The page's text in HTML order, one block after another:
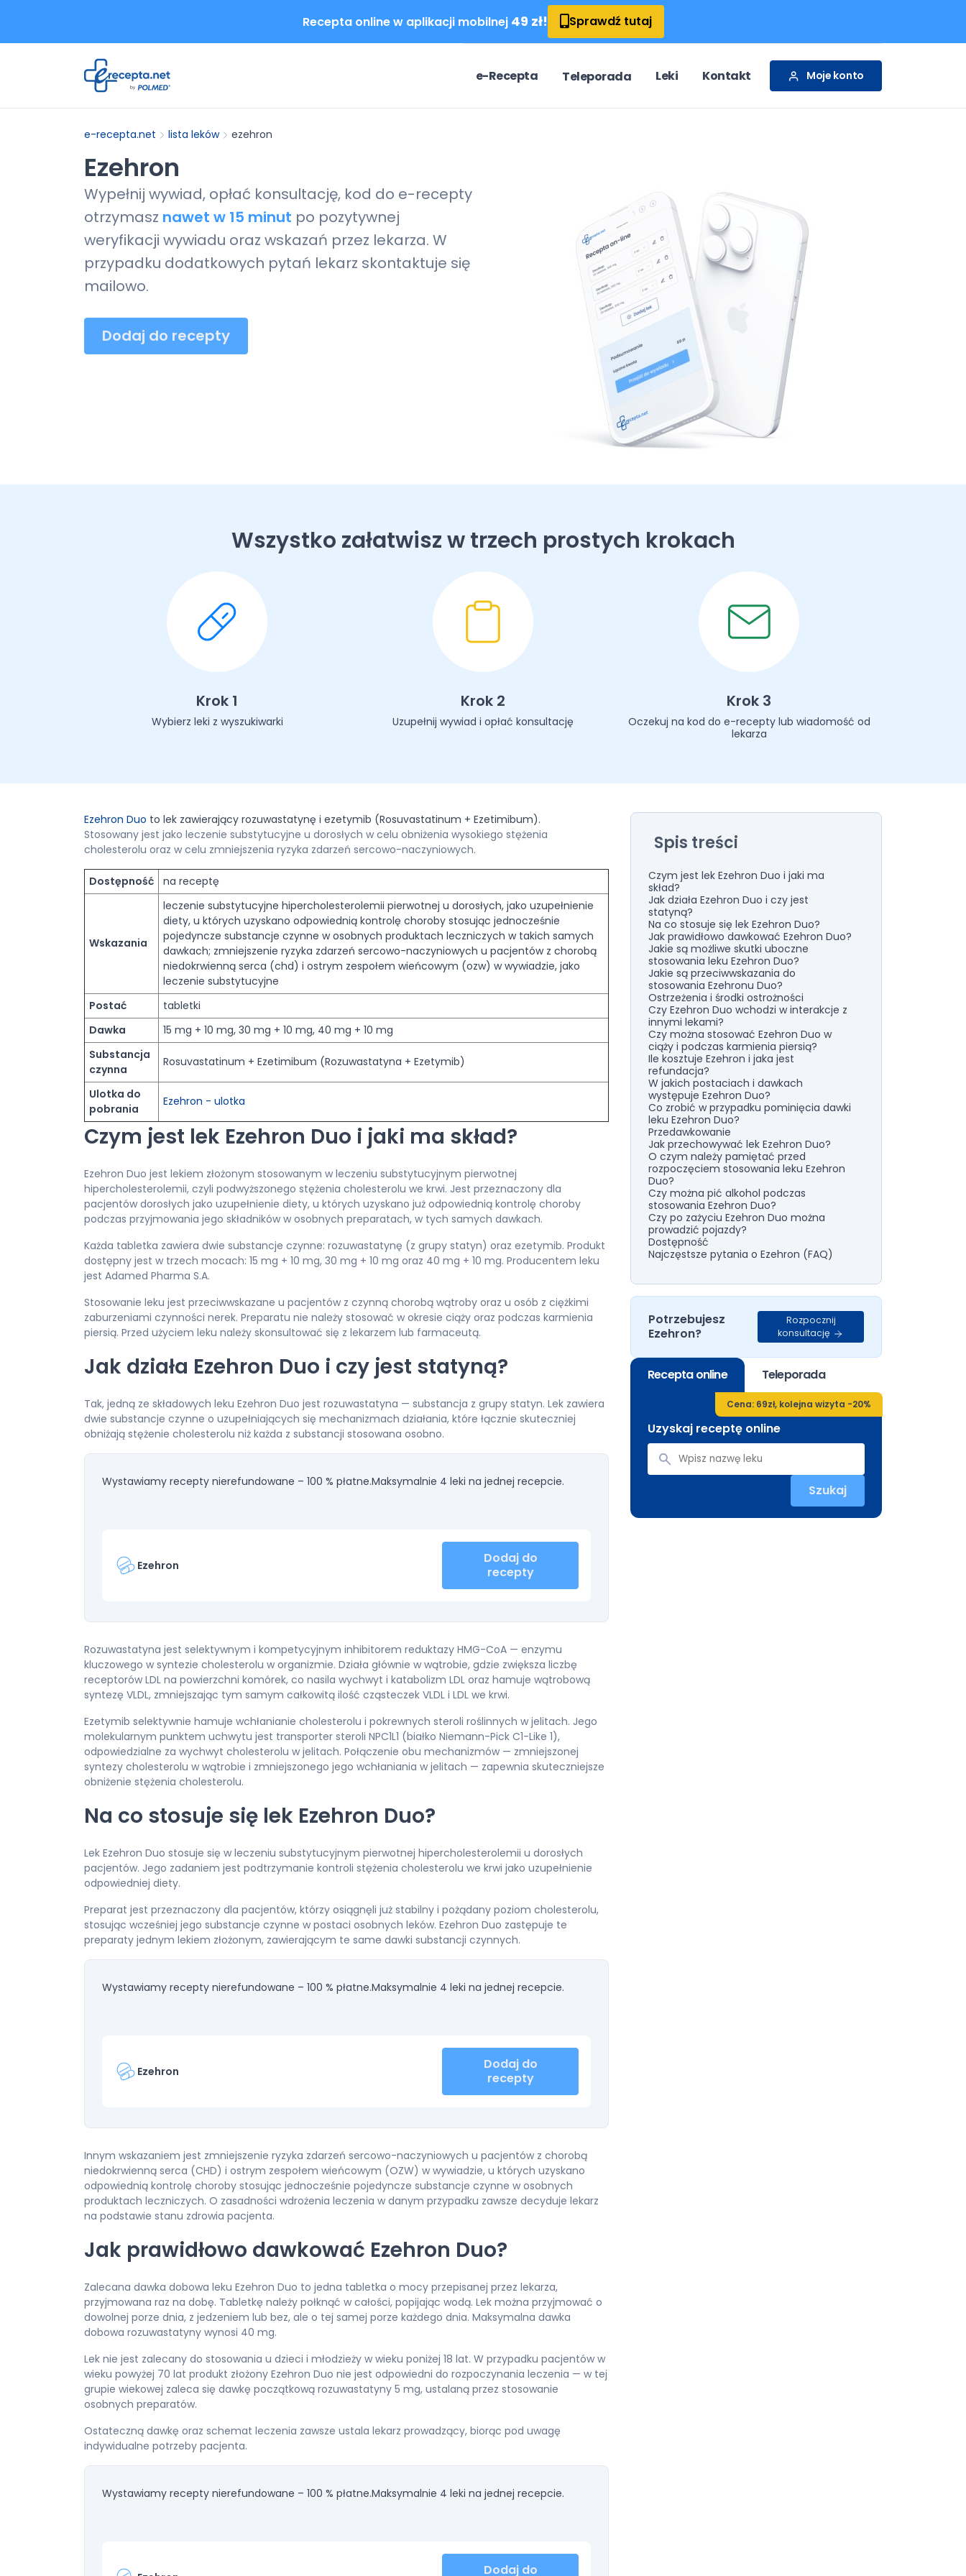
Recepta online w aplikacji mobilnej 49 zł! Sprawdź tutaj
e-Recepta Teleporada Leki Kontakt Moje konto
e-recepta.net lista leków ezehron
Ezehron
Wypełnij wywiad, opłać konsultację, kod do e-recepty
otrzymasz nawet w 15 minut po pozytywnej
weryfikacji wywiadu oraz wskazań przez lekarza. W
przypadku dodatkowych pytań lekarz skontaktuje się
mailowo.
Dodaj do recepty
Wszystko załatwisz w trzech prostych krokach
Krok 1
Wybierz leki z wyszukiwarki
Krok 2
Uzupełnij wywiad i opłać konsultację
Krok 3
Oczekuj na kod do e-recepty lub wiadomość od
lekarza
Ezehron Duo to lek zawierający rozuwastatynę i ezetymib (Rosuvastatinum + Ezetimibum).
Stosowany jest jako leczenie substytucyjne u dorosłych w celu obniżenia wysokiego stężenia
cholesterolu oraz w celu zmniejszenia ryzyka zdarzeń sercowo-naczyniowych.
Dostępność na receptę
Wskazania
leczenie substytucyjne hipercholesterolemii pierwotnej u dorosłych, jako uzupełnienie
diety, u których uzyskano odpowiednią kontrolę choroby stosując jednocześnie
pojedyncze substancje czynne w osobnych produktach leczniczych w takich samych
dawkach; zmniejszenie ryzyka zdarzeń sercowo-naczyniowych u pacjentów z chorobą
niedokrwienną serca (chd) i ostrym zespołem wieńcowym (ozw) w wywiadzie, jako
leczenie substytucyjne
Postać
tabletki
Dawka
15 mg + 10 mg, 30 mg + 10 mg, 40 mg + 10 mg
Substancja
czynna
Rosuvastatinum + Ezetimibum (Rozuwastatyna + Ezetymib)
Ulotka do
pobrania
Ezehron - ulotka
Czym jest lek Ezehron Duo i jaki ma skład?
Ezehron Duo jest lekiem złożonym stosowanym w leczeniu substytucyjnym pierwotnej
hipercholesterolemii, czyli podwyższonego stężenia cholesterolu we krwi. Jest przeznaczony dla
pacjentów dorosłych jako uzupełnienie diety, u których uzyskano już odpowiednią kontrolę choroby
podczas przyjmowania jego składników w osobnych preparatach, w tych samych dawkach.
Każda tabletka zawiera dwie substancje czynne: rozuwastatynę (z grupy statyn) oraz ezetymib. Produkt
dostępny jest w trzech mocach: 15 mg + 10 mg, 30 mg + 10 mg oraz 40 mg + 10 mg. Producentem leku
jest Adamed Pharma S.A.
Stosowanie leku jest przeciwwskazane u pacjentów z czynną chorobą wątroby oraz u osób z ciężkimi
zaburzeniami czynności nerek. Preparatu nie należy stosować w okresie ciąży oraz podczas karmienia
piersią. Przed użyciem leku należy skonsultować się z lekarzem lub farmaceutą.
Jak działa Ezehron Duo i czy jest statyną?
Tak, jedną ze składowych leku Ezehron Duo jest rozuwastatyna — substancja z grupy statyn. Lek zawiera
dwie substancje czynne o uzupełniających się mechanizmach działania, które łącznie skuteczniej
obniżają stężenie cholesterolu niż każda z substancji stosowana osobno.
Wystawiamy recepty nierefundowane – 100 % płatne.Maksymalnie 4 leki na jednej recepcie.
Ezehron
Dodaj do
recepty
Rozuwastatyna jest selektywnym i kompetycyjnym inhibitorem reduktazy HMG-CoA — enzymu
kluczowego w syntezie cholesterolu w organizmie. Działa głównie w wątrobie, gdzie zwiększa liczbę
receptorów LDL na powierzchni komórek, co nasila wychwyt i katabolizm LDL oraz hamuje wątrobową
syntezę VLDL, zmniejszając tym samym całkowitą ilość cząsteczek VLDL i LDL we krwi.
Ezetymib selektywnie hamuje wchłanianie cholesterolu i pokrewnych steroli roślinnych w jelitach. Jego
molekularnym punktem uchwytu jest transporter steroli NPC1L1 (białko Niemann-Pick C1-Like 1),
odpowiedzialne za wychwyt cholesterolu w jelitach. Połączenie obu mechanizmów — zmniejszonej
syntezy cholesterolu w wątrobie i zmniejszonego jego wchłaniania w jelitach — zapewnia skuteczniejsze
obniżenie stężenia cholesterolu.
Na co stosuje się lek Ezehron Duo?
Lek Ezehron Duo stosuje się w leczeniu substytucyjnym pierwotnej hipercholesterolemii u dorosłych
pacjentów. Jego zadaniem jest podtrzymanie kontroli stężenia cholesterolu we krwi jako uzupełnienie
odpowiedniej diety.
Preparat jest przeznaczony dla pacjentów, którzy osiągnęli już stabilny i pożądany poziom cholesterolu,
stosując wcześniej jego substancje czynne w postaci osobnych leków. Ezehron Duo zastępuje te
preparaty jednym lekiem złożonym, zawierającym te same dawki substancji czynnych.
Wystawiamy recepty nierefundowane – 100 % płatne.Maksymalnie 4 leki na jednej recepcie.
Ezehron
Dodaj do
recepty
Innym wskazaniem jest zmniejszenie ryzyka zdarzeń sercowo-naczyniowych u pacjentów z chorobą
niedokrwienną serca (CHD) i ostrym zespołem wieńcowym (OZW) w wywiadzie, u których uzyskano
odpowiednią kontrolę choroby stosując jednocześnie pojedyncze substancje czynne w osobnych
produktach leczniczych. O zasadności wdrożenia leczenia w danym przypadku zawsze decyduje lekarz
na podstawie stanu zdrowia pacjenta.
Jak prawidłowo dawkować Ezehron Duo?
Zalecana dawka dobowa leku Ezehron Duo to jedna tabletka o mocy przepisanej przez lekarza,
przyjmowana raz na dobę. Tabletkę należy połknąć w całości, popijając wodą. Lek można przyjmować o
dowolnej porze dnia, z jedzeniem lub bez, ale o tej samej porze każdego dnia. Maksymalna dawka
dobowa rozuwastatyny wynosi 40 mg.
Lek nie jest zalecany do stosowania u dzieci i młodzieży w wieku poniżej 18 lat. W przypadku pacjentów w
wieku powyżej 70 lat produkt złożony Ezehron Duo nie jest odpowiedni do rozpoczynania leczenia — w tej
grupie wiekowej zaleca się dawkę początkową rozuwastatyny 5 mg, ustalaną przez stosowanie
osobnych preparatów.
Ostateczną dawkę oraz schemat leczenia zawsze ustala lekarz prowadzący, biorąc pod uwagę
indywidualne potrzeby pacjenta.
Wystawiamy recepty nierefundowane – 100 % płatne.Maksymalnie 4 leki na jednej recepcie.
Dodaj do
Spis treści
Czym jest lek Ezehron Duo i jaki ma
skład?
Jak działa Ezehron Duo i czy jest
statyną?
Na co stosuje się lek Ezehron Duo?
Jak prawidłowo dawkować Ezehron Duo?
Jakie są możliwe skutki uboczne
stosowania leku Ezehron Duo?
Jakie są przeciwwskazania do
stosowania Ezehronu Duo?
Ostrzeżenia i środki ostrożności
Czy Ezehron Duo wchodzi w interakcje z
innymi lekami?
Czy można stosować Ezehron Duo w
ciąży i podczas karmienia piersią?
Ile kosztuje Ezehron i jaka jest
refundacja?
W jakich postaciach i dawkach
występuje Ezehron Duo?
Co zrobić w przypadku pominięcia dawki
leku Ezehron Duo?
Przedawkowanie
Jak przechowywać lek Ezehron Duo?
O czym należy pamiętać przed
rozpoczęciem stosowania leku Ezehron
Duo?
Czy można pić alkohol podczas
stosowania Ezehron Duo?
Czy po zażyciu Ezehron Duo można
prowadzić pojazdy?
Dostępność
Najczęstsze pytania o Ezehron (FAQ)
Potrzebujesz
Ezehron?
Rozpocznij
konsultację
Recepta online Teleporada
Cena: 69zł, kolejna wizyta -20%
Uzyskaj receptę online
Szukaj